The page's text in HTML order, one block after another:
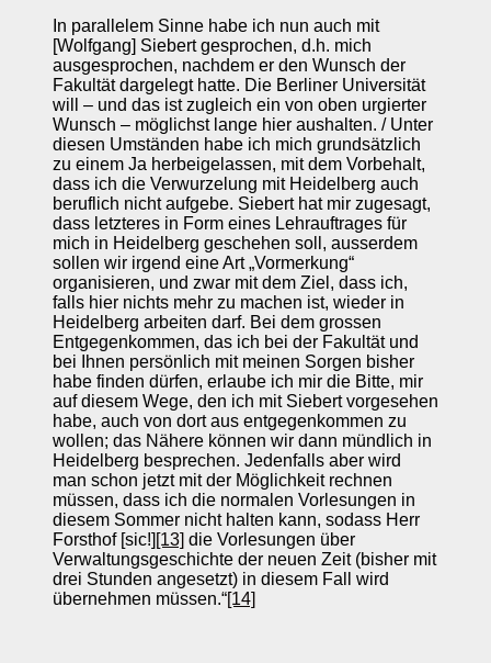
In parallelem Sinne habe ich nun auch mit
[Wolfgang] Siebert gesprochen, d.h. mich
ausgesprochen, nachdem er den Wunsch der
Fakultät dargelegt hatte. Die Berliner Universität
will – und das ist zugleich ein von oben urgierter
Wunsch – möglichst lange hier aushalten. / Unter
diesen Umständen habe ich mich grundsätzlich
zu einem Ja herbeigelassen, mit dem Vorbehalt,
dass ich die Verwurzelung mit Heidelberg auch
beruflich nicht aufgebe. Siebert hat mir zugesagt,
dass letzteres in Form eines Lehrauftrages für
mich in Heidelberg geschehen soll, ausserdem
sollen wir irgend eine Art „Vormerkung“
organisieren, und zwar mit dem Ziel, dass ich,
falls hier nichts mehr zu machen ist, wieder in
Heidelberg arbeiten darf. Bei dem grossen
Entgegenkommen, das ich bei der Fakultät und
bei Ihnen persönlich mit meinen Sorgen bisher
habe finden dürfen, erlaube ich mir die Bitte, mir
auf diesem Wege, den ich mit Siebert vorgesehen
habe, auch von dort aus entgegenkommen zu
wollen; das Nähere können wir dann mündlich in
Heidelberg besprechen. Jedenfalls aber wird
man schon jetzt mit der Möglichkeit rechnen
müssen, dass ich die normalen Vorlesungen in
diesem Sommer nicht halten kann, sodass Herr
Forsthof [sic!] [13] die Vorlesungen über
Verwaltungsgeschichte der neuen Zeit (bisher mit
drei Stunden angesetzt) in diesem Fall wird
übernehmen müssen.“[14]